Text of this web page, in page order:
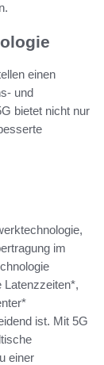
einen
und
bietet nicht nur
im
Latenzzeiten*,
ist. Mit 5G
einer